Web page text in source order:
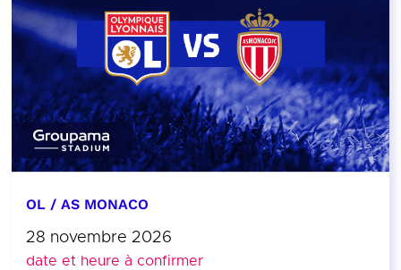
OL / AS MONACO
28 novembre 2026
date et heure à confirmer